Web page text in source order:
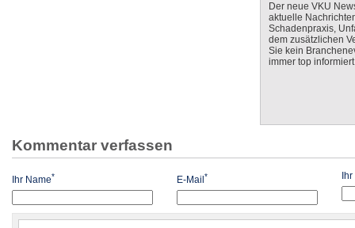
Der neue VKU
aktuelle
Schadenpraxis,
dem zusätzlichen
Sie kein
immer top
Kommentar verfassen
Ihr Name* E-Mail *